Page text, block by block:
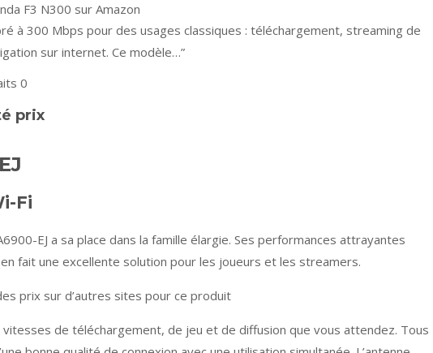
F3 N300 sur Amazon
à 300 Mbps pour des usages classiques : téléchargement, streaming de
sur internet. Ce modèle…”
0
prix
Fi
EJ a sa place dans la famille élargie. Ses performances attrayantes
fait une excellente solution pour les joueurs et les streamers.
prix sur d’autres sites pour ce produit
vitesses de téléchargement, de jeu et de diffusion que vous attendez. Tous